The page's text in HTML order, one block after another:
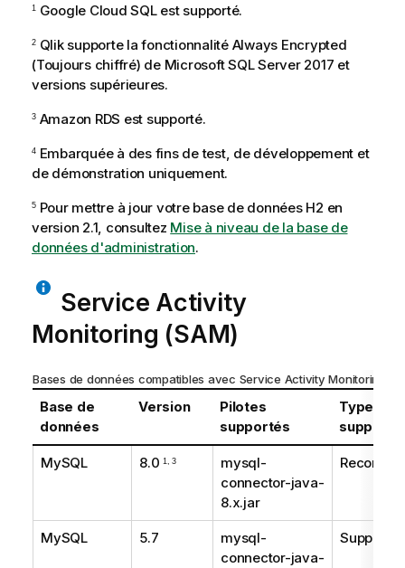
1Google Cloud SQL est supporté.
2 Qliksupporte la fonctionnalité Always Encrypted
(Toujours chiffré) de Microsoft SQL Server 2017 et
versions supérieures.
3Amazon RDS est supporté.
4Embarquée à des fins de test, de développement et
de démonstration uniquement.
5Pour mettre à jour votre base de données H2 en
version 2.1, consultez Mise à niveau de la base de
données d'administration.
Service Activity
Monitoring (SAM)
Bases de données compatibles avec Service Activity Monitoring
Base de
données
Version
Pilotes
supportés
Type de
support
MySQL 8.0 1, 3
mysql-
connector-java-
8.x.jar
MySQL 5.7
mysql-
connector-java-
Supporté